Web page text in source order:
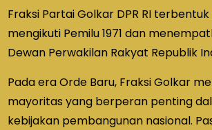
Fraksi Partai Golkar DPR RI
mengikuti Pemilu 1971 dan
Dewan Perwakilan Rakyat Republik
Pada era Orde Baru, Fraksi Golkar
mayoritas yang berperan penting
kebijakan pembangunan nasional.